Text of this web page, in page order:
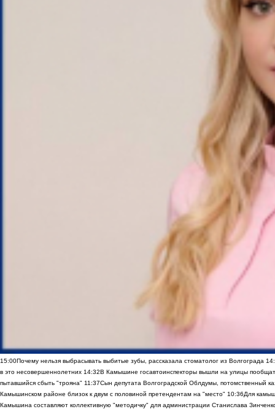
15:00Почему нельзя выбрасывать выбитые зубы, рассказала стоматолог из Волгограда
в это несовершеннолетних 14:32В Камышине госавтоинспекторы вышли на улицы
пытавшийся сбыть "трояна" 11:37Сын депутата Волгоградской Облдумы, потомственный
Камышинском районе близок к двум с половиной претендентам на "место" 10:36Для
Камышина составляют коллективную "методичку" для администрации Станислава